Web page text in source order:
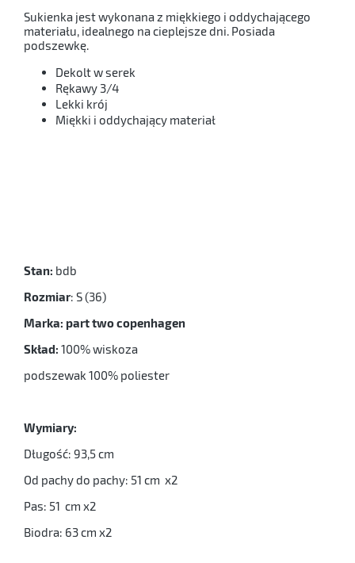
Sukienka jest wykonana z miękkiego i oddychającego
materiału, idealnego na cieplejsze dni. Posiada
podszewkę.
Dekolt w serek
Rękawy 3/4
Lekki krój
Miękki i oddychający materiał
Stan: bdb
Rozmiar: S (36)
Marka: part two copenhagen
Skład: 100% wiskoza
podszewak 100% poliester
Wymiary:
Długość: 93,5 cm
Od pachy do pachy: 51 cm x2
Pas: 51 cm x2
Biodra: 63 cm x2